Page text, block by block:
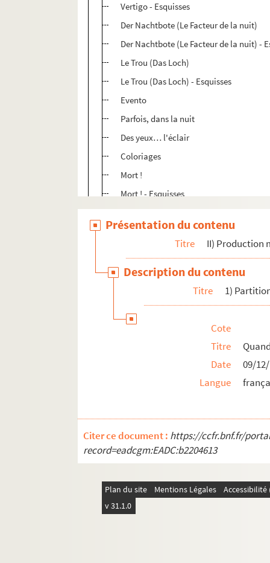
Vertigo - Esquisses
Der Nachtbote (Le Facteur de la nuit)
Der Nachtbote (Le Facteur de la nuit) -
Le Trou (Das Loch)
Le Trou (Das Loch) - Esquisses
Evento
Parfois, dans la nuit
Des yeux… l'éclair
Coloriages
Mort !
Mort ! - Esquisses
Et le monde se mit à rêver
L'Homme et la mer
L'Homme et la mer - Esquisses
Mobile für Jürgen
Musique pour René Char
Szathmary Z
Ma Bohème - Fantaisie
Toutes les têtes voltigent dans la nuit
Luzifer : in den hohen Trompeten der
Luzifer : in den hohen Trompeten der
Cor(ps) à cor(ps) - Esquisses
Cinq poèmes pour chœur d'hommes
Cinq poèmes pour chœur d'hommes -
Liaisons Rilke-Rimbaud
D'une clarinette-fauve
Présentation du contenu
Titre II) Production
Description du contenu
Titre 1)
Cote
Titre
Date
09/
Langue
Citer ce document : https://ccfr.bnf.fr/
record=eadcgm:EADC:b2204613
Plan du site Mentions Légales
v 31.1.0